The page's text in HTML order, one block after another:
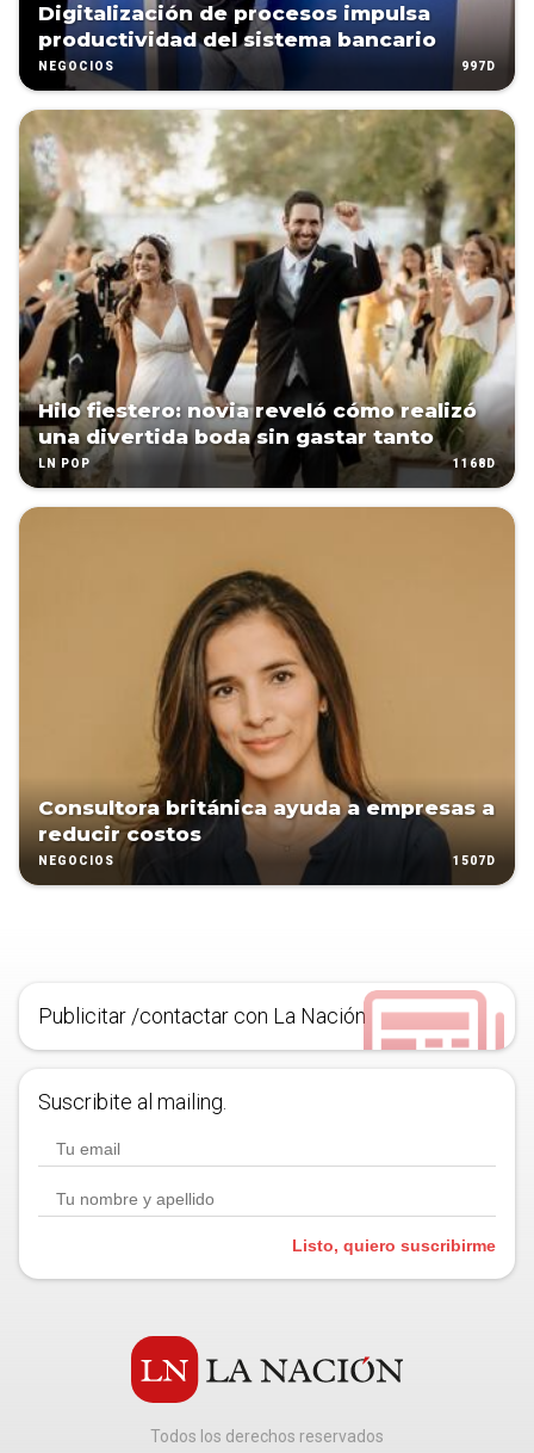
Digitalización de procesos impulsa
productividad del sistema bancario
NEGOCIOS 997D
Hilo fiestero: novia reveló cómo realizó
una divertida boda sin gastar tanto
LN POP 1168D
Consultora británica ayuda a empresas a
reducir costos
NEGOCIOS 1507D
Publicitar /contactar con La Nación
Suscribite al mailing.
Listo, quiero suscribirme
Todos los derechos reservados